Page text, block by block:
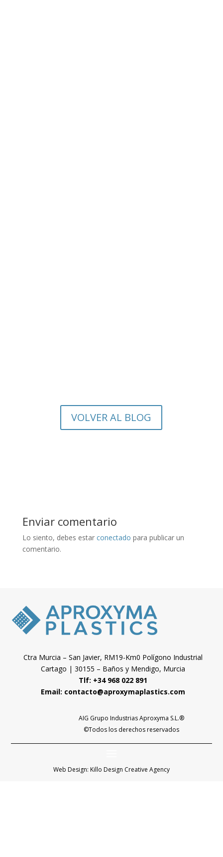
VOLVER AL BLOG
Enviar comentario
Lo siento, debes estar conectado para publicar un
comentario.
Ctra Murcia – San Javier, RM19-Km0 Polígono Industrial
Cartago | 30155 – Baños y Mendigo, Murcia
Tlf: +34 968 022 891
Email: contacto@aproxymaplastics.com
AIG Grupo Industrias Aproxyma S.L.®
©Todos los derechos reservados
Web Design: Killo Design Creative Agency